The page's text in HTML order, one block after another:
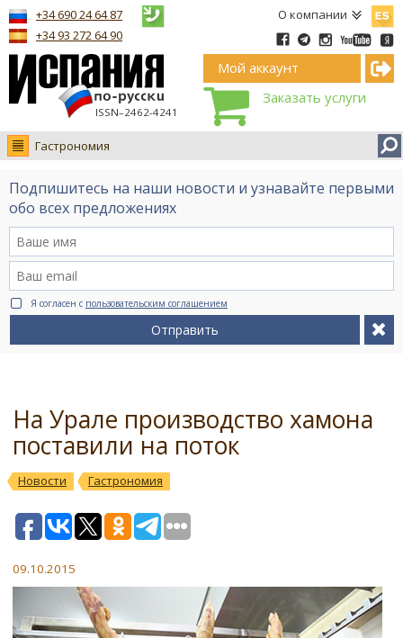
О компании
ISSN–2462-4241
+34 690 24 64 87
+34 93 272 64 90
Мой аккаунт
Заказать услуги
Гастрономия
Новости
Интервью
Видео Ruso.TV
BCN life
Сервис на немецком
Подпишитесь на наши новости и узнавайте первыми
обо всех предложениях
Я согласен с пользовательским соглашением
Отправить
На Урале производство хамона
поставили на поток
Новости Гастрономия
09.10.2015